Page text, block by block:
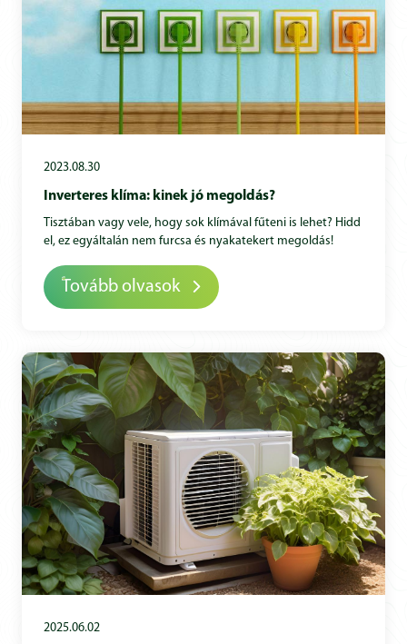
2023.08.30
Inverteres klíma: kinek jó megoldás?
Tisztában vagy vele, hogy sok klímával fűteni is lehet? Hidd
el, ez egyáltalán nem furcsa és nyakatekert megoldás!
Tovább olvasok
2025.06.02